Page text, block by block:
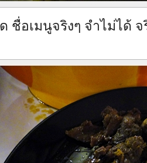
ชื่อเมนูจริงๆ จำไม่ได้